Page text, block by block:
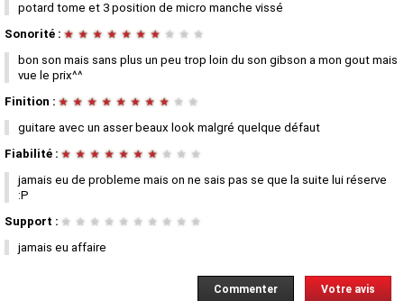
potard tome et 3 position de micro manche vissé
Sonorité : ★ ★ ★ ★ ★ ★ ★ ★ ★ ★
bon son mais sans plus un peu trop loin du son gibson a mon gout mais
vue le prix^^
Finition : ★ ★ ★ ★ ★ ★ ★ ★ ★ ★
guitare avec un asser beaux look malgré quelque défaut
Fiabilité : ★ ★ ★ ★ ★ ★ ★ ★ ★ ★
jamais eu de probleme mais on ne sais pas se que la suite lui réserve
:P
Support : ★ ★ ★ ★ ★ ★ ★ ★ ★ ★
jamais eu affaire
Commenter Votre avis